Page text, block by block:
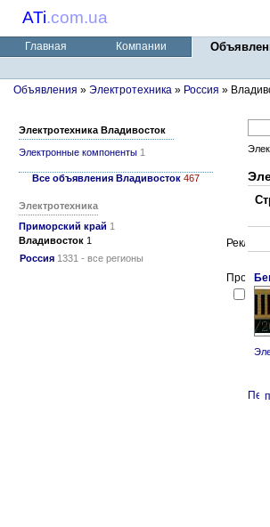
ATi.com.ua
Главная Компании
Объявления » Электротехника » Россия »
Электротехника Владивосток
Электронные компоненты 1
Все объявления Владивосток 467
Электротехника
Приморский край 1
Владивосток 1
Россия 1331 - все регионы